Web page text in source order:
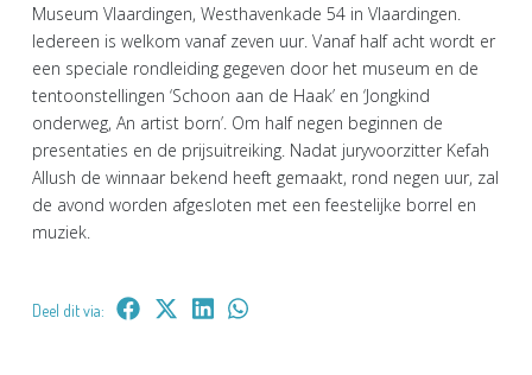
Museum Vlaardingen, Westhavenkade 54 in Vlaardingen.
Iedereen is welkom vanaf zeven uur. Vanaf half acht wordt er
een speciale rondleiding gegeven door het museum en de
tentoonstellingen ‘Schoon aan de Haak’ en ‘Jongkind
onderweg, An artist born’. Om half negen beginnen de
presentaties en de prijsuitreiking. Nadat juryvoorzitter Kefah
Allush de winnaar bekend heeft gemaakt, rond negen uur, zal
de avond worden afgesloten met een feestelijke borrel en
muziek.
Deel dit via: